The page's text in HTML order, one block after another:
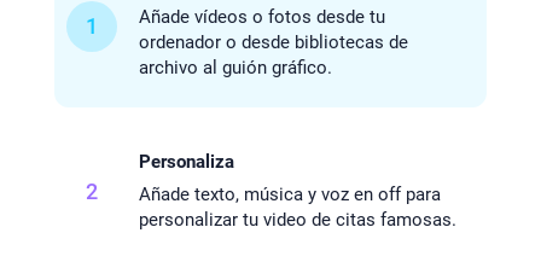
1
Añade vídeos o fotos desde tu
ordenador o desde bibliotecas de
archivo al guión gráfico.
2
Personaliza
Añade texto, música y voz en off para
personalizar tu video de citas famosas.